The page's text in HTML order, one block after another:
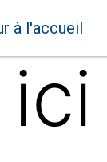
à l'accueil